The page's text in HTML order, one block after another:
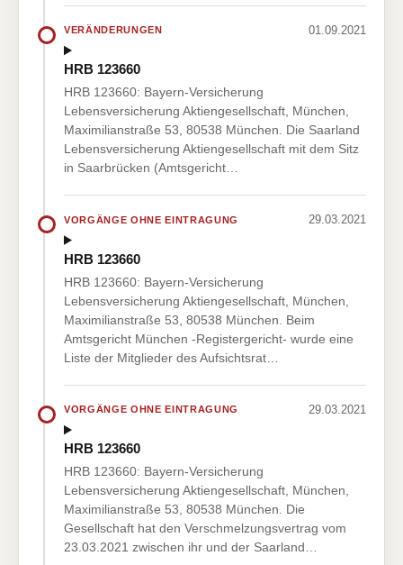
VERÄNDERUNGEN 01.09.2021
HRB 123660
HRB 123660: Bayern-Versicherung
Lebensversicherung Aktiengesellschaft, München,
Maximilianstraße 53, 80538 München. Die Saarland
Lebensversicherung Aktiengesellschaft mit dem Sitz
in Saarbrücken (Amtsgericht…
VORGÄNGE OHNE EINTRAGUNG 29.03.2021
HRB 123660
HRB 123660: Bayern-Versicherung
Lebensversicherung Aktiengesellschaft, München,
Maximilianstraße 53, 80538 München. Beim
Amtsgericht München -Registergericht- wurde eine
Liste der Mitglieder des Aufsichtsrat…
VORGÄNGE OHNE EINTRAGUNG 29.03.2021
HRB 123660
HRB 123660: Bayern-Versicherung
Lebensversicherung Aktiengesellschaft, München,
Maximilianstraße 53, 80538 München. Die
Gesellschaft hat den Verschmelzungsvertrag vom
23.03.2021 zwischen ihr und der Saarland…